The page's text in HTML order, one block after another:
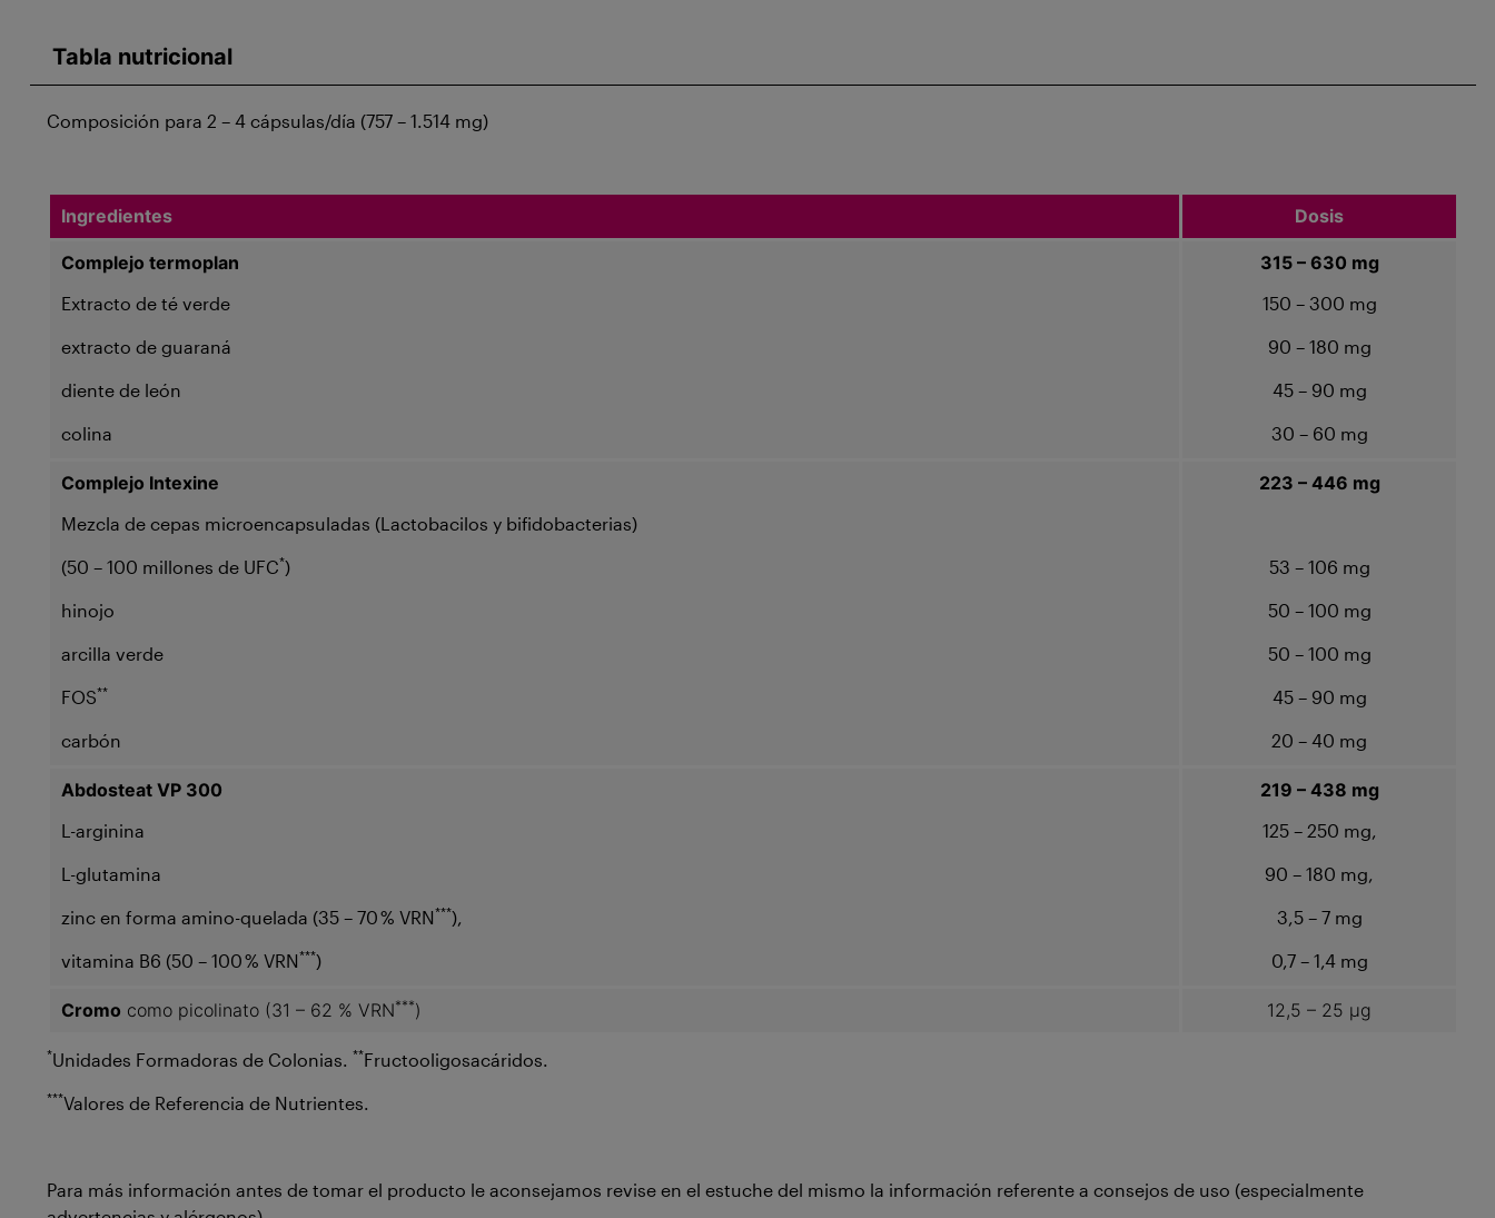
Tabla nutricional
Composición para 2 – 4 cápsulas/día (757 – 1.514 mg)
Ingredientes Dosis
Complejo termoplan
Extracto de té verde
extracto de guaraná
diente de león
colina
315 – 630 mg
150 – 300 mg
90 – 180 mg
45 – 90 mg
30 – 60 mg
Complejo Intexine
Mezcla de cepas microencapsuladas (Lactobacilos y bifidobacterias)
(50 – 100 millones de UFC*)
hinojo
arcilla verde
FOS**
carbón
223 – 446 mg
53 – 106 mg
50 – 100 mg
50 – 100 mg
45 – 90 mg
20 – 40 mg
Abdosteat VP 300
L-arginina
L-glutamina
zinc en forma amino-quelada (35 – 70 % VRN***),
vitamina B6 (50 – 100 % VRN***)
219 – 438 mg
125 – 250 mg,
90 – 180 mg,
3,5 – 7 mg
0,7 – 1,4 mg
Cromo como picolinato (31 – 62 % VRN***) 12,5 – 25 μg
*Unidades Formadoras de Colonias. **Fructooligosacáridos.
***Valores de Referencia de Nutrientes.
Para más información antes de tomar el producto le aconsejamos revise en el estuche del mismo la información referente a consejos de uso (especialmente